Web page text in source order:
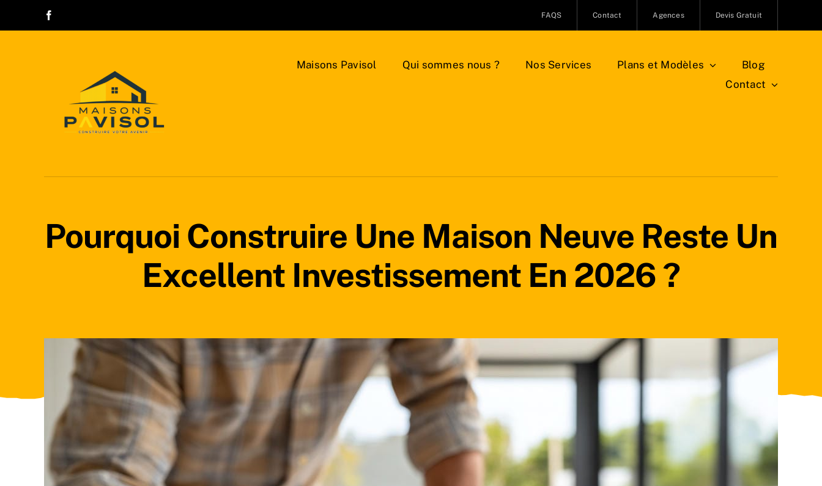
FAQS Contact Agences Devis Gratuit
Maisons Pavisol Qui sommes nous ? Nos Services Plans et Modèles
Blog
Contact
Pourquoi Construire Une Maison Neuve Reste Un
Excellent Investissement En 2026 ?